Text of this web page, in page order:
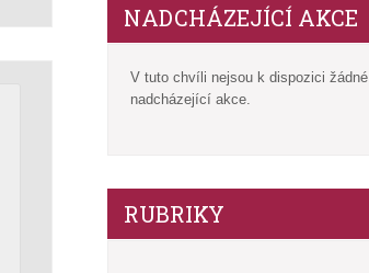
NADCHÁZEJÍCÍ AKCE
V tuto chvíli nejsou k dispozici žádné
nadcházející akce.
RUBRIKY